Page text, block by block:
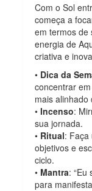
Com o Sol
começa a
em termos de
energia de
criativa e
• Dica da
concentrar
mais alinhado
•Incenso:
sua jornada.
• Ritual: Faça
objetivos e
ciclo.
• Mantra: “Eu
para